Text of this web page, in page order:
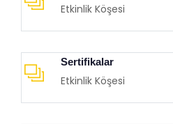
Etkinlik Köşesi
Sertifikalar
Etkinlik Köşesi